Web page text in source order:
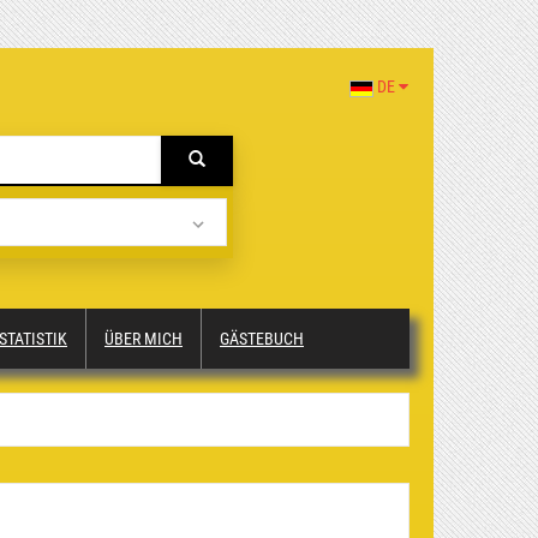
DE
STATISTIK ÜBER MICH GÄSTEBUCH